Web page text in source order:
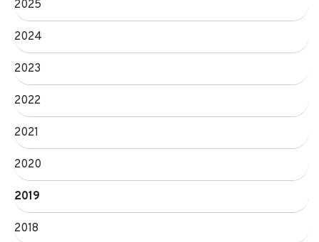
2025
2024
2023
2022
2021
2020
2019
2018